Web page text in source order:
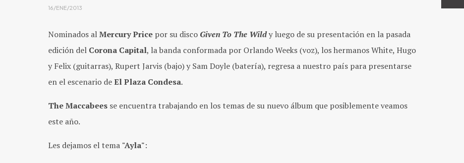
16/ENE/2013
Nominados alMercury Price por su disco Given To The Wildy luego de su presentación en la pasada
edición del Corona Capital, la banda conformada por Orlando Weeks (voz), los hermanos White, Hugo
y Felix (guitarras), Rupert Jarvis (bajo) y Sam Doyle (batería), regresa a nuestro país para presentarse
en el escenario deEl Plaza Condesa.
The Maccabees se encuentra trabajando en los temas de su nuevo álbum que posiblemente veamos
este año.
Les dejamos el tema "Ayla":